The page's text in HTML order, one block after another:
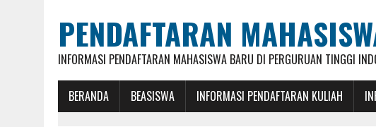
PENDAFTARAN
INFORMASI PENDAFTARAN MAHASISWA BARU DI PERGURUAN TINGGI
BERANDA BEASISWA INFORMASI PENDAFTARAN KULIAH